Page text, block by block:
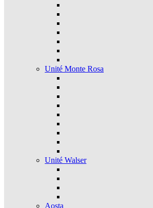
Unité Monte Rosa
Unité Walser
Aosta